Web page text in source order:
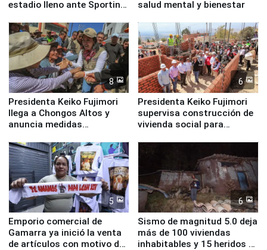
estadio lleno ante Sporting
salud mental y bienestar
8
Presidenta Keiko Fujimori
llega a Chongos Altos y
anuncia medidas
educación, salud y empleo
6
Presidenta Keiko Fujimori
supervisa construcción de
vivienda social para
5
Emporio comercial de
Gamarra ya inició la venta
de artículos con motivo de
6
Sismo de magnitud 5.0 deja
más de 100 viviendas
inhabitables y 15 heridos en